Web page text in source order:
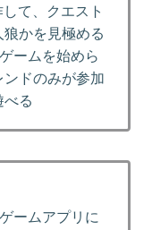
て、クエスト
狼かを見極める
ームを始めら
ンドのみが参加
べる
ームアプリに